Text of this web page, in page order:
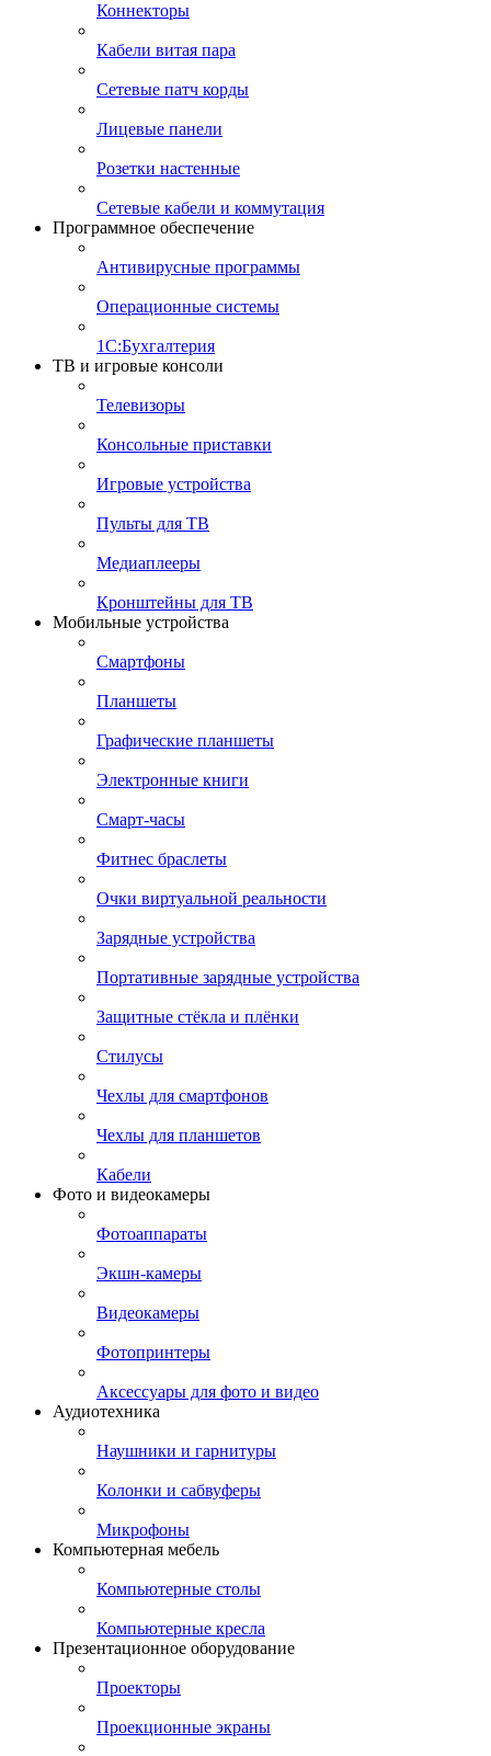
Коннекторы
Кабели витая пара
Сетевые патч корды
Лицевые панели
Розетки настенные
Сетевые кабели и коммутация
Программное обеспечение
Антивирусные программы
Операционные системы
1С:Бухгалтерия
ТВ и игровые консоли
Телевизоры
Консольные приставки
Игровые устройства
Пульты для ТВ
Медиаплееры
Кронштейны для ТВ
Мобильные устройства
Смартфоны
Планшеты
Графические планшеты
Электронные книги
Смарт-часы
Фитнес браслеты
Очки виртуальной реальности
Зарядные устройства
Портативные зарядные устройства
Защитные стёкла и плёнки
Стилусы
Чехлы для смартфонов
Чехлы для планшетов
Кабели
Фото и видеокамеры
Фотоаппараты
Экшн-камеры
Видеокамеры
Фотопринтеры
Аксессуары для фото и видео
Аудиотехника
Наушники и гарнитуры
Колонки и сабвуферы
Микрофоны
Компьютерная мебель
Компьютерные столы
Компьютерные кресла
Презентационное оборудование
Проекторы
Проекционные экраны